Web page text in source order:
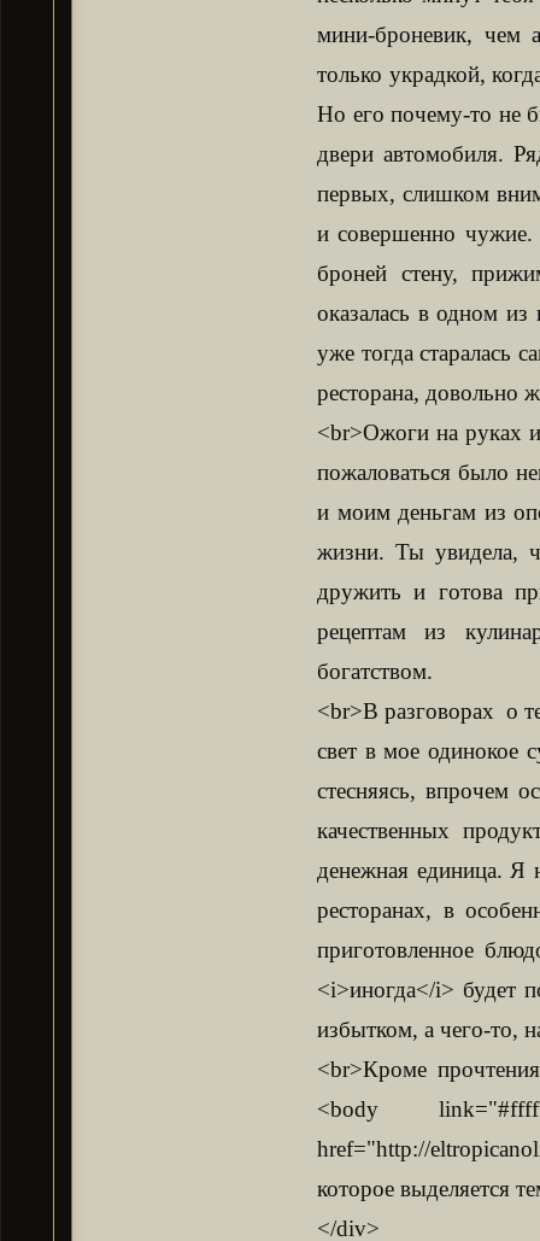
мини-броневик, чем
только украдкой,
Но его почему-то не
двери автомобиля.
первых, слишком
и совершенно чужие.
броней стену,
оказалась в одном
уже тогда старалась
ресторана, довольно
<br>Ожоги на руках
пожаловаться было
и моим деньгам из
жизни. Ты увидела,
дружить и готова
рецептам из
богатством.
<br>В разговорах о
свет в мое одинокое
стесняясь, впрочем
качественных
денежная единица. Я
ресторанах, в
приготовленное
<i>иногда</i> будет
избытком, а чего-то,
<br>Кроме
<body
href="http://
которое выделяется
</div>